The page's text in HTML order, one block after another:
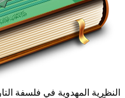
المهدوية في فلسفة التاريخ